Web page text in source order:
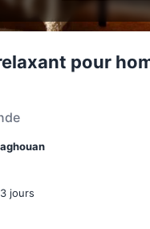
pour
jours